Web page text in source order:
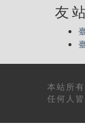
友
本站所有
任何人